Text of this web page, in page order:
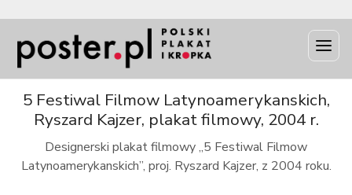
5 Festiwal Filmow Latynoamerykanskich,
Ryszard Kajzer, plakat filmowy, 2004 r.
Designerski plakat filmowy „5 Festiwal Filmow
Latynoamerykanskich”, proj. Ryszard Kajzer, z 2004 roku.